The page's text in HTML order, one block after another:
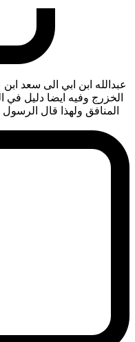
عبدالله ابن ابي الى سعد
الخزرج وفيه ايضا دليل في
المنافق ولهذا قال